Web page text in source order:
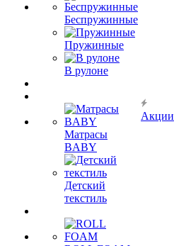
Беспружинные
Пружинные
В рулоне
Матрасы
BABY
Детский
текстиль
Акции